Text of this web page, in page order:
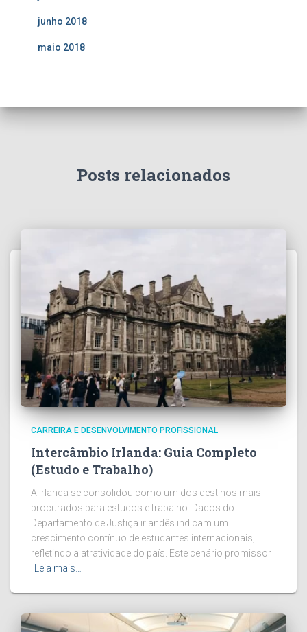
junho 2018
maio 2018
Posts relacionados
CARREIRA E DESENVOLVIMENTO PROFISSIONAL
Intercâmbio Irlanda: Guia Completo
(Estudo e Trabalho)
A Irlanda se consolidou como um dos destinos mais
procurados para estudos e trabalho. Dados do
Departamento de Justiça irlandês indicam um
crescimento contínuo de estudantes internacionais,
refletindo a atratividade do país. Este cenário promissor
Leia mais…